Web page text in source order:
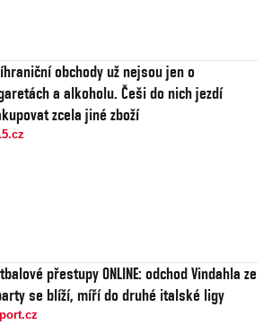
obchody už nejsou jen o
a alkoholu. Češi do nich jezdí
zcela jiné zboží
přestupy ONLINE: odchod Vindahla ze
se blíží, míří do druhé italské ligy